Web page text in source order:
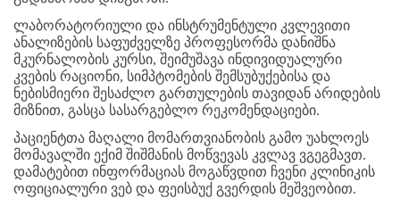
ლაბორატორიული და ინსტრუმენტული კვლევითი
ანალიზების საფუძველზე პროფესორმა დანიშნა
მკურნალობის კურსი, შეიმუშავა ინდივიდუალური
კვების რაციონი, სიმპტომების შემსუბუქებისა და
ნებისმიერი შესაძლო გართულების თავიდან არიდების
მიზნით, გასცა სასარგებლო რეკომენდაციები.
პაციენტთა მაღალი მომართვიანობის გამო უახლოეს
მომავალში ექიმ შიშმანის მოწვევას კვლავ ვგეგმავთ.
დამატებით ინფორმაციას მოგაწვდით ჩვენი კლინიკის
ოფიციალური ვებ და ფეისბუქ გვერდის მეშვეობით.